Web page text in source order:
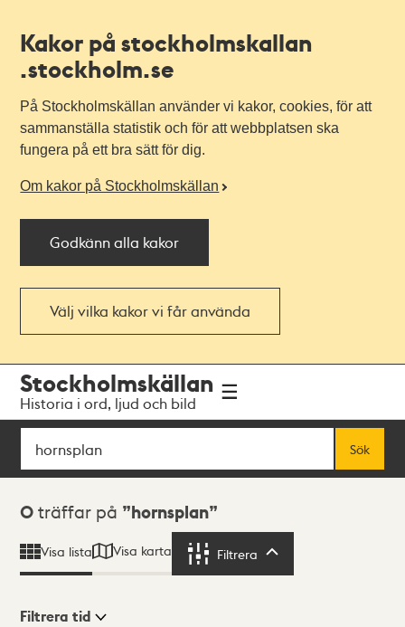
Kakor på stockholmskallan
.stockholm.se
På Stockholmskällan använder vi kakor, cookies, för att
sammanställa statistik och för att webbplatsen ska
fungera på ett bra sätt för dig.
Om kakor på Stockholmskällan
Godkänn alla kakor
Välj vilka kakor vi får använda
navigationen
huvudinnehållet
Stockholmskällan
Historia i ord, ljud och bild
Sök
Sök
Sökresultat
0 träffar på hornsplan
Visa lista Visa karta Filtrera
Filtrera tid